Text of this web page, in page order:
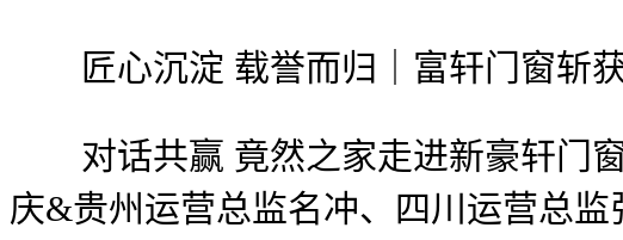
匠心沉淀 载誉而归｜富轩门窗斩获
对话共赢 竟然之家走进新豪轩门窗
庆&贵州运营总监名冲、四川运营总